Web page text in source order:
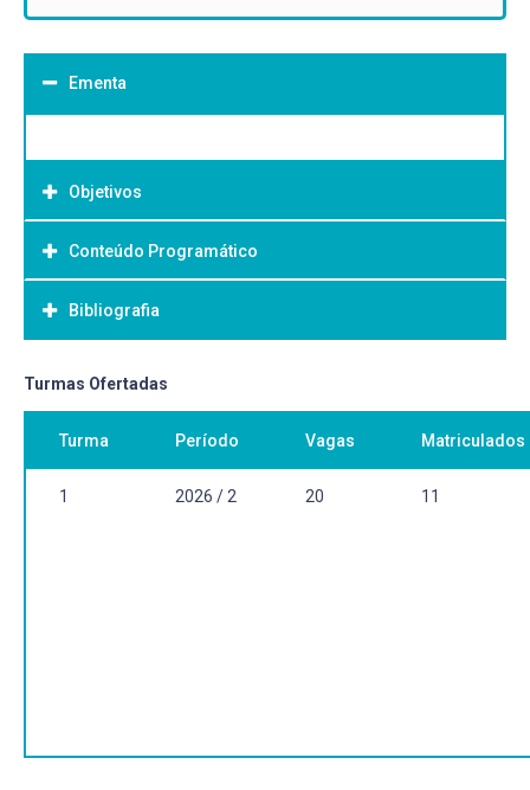
Ementa
Objetivos
Objetivo Geral:
Conteúdo Programático
Bibliografia
Bibliografia Básica:
Turmas Ofertadas
Turma Período Vagas Matriculados
1 2026 / 2 20 11